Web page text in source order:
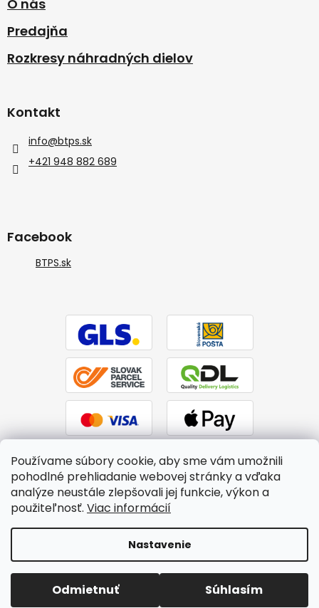
Používame súbory cookie, aby sme vám umožnili
pohodlné prehliadanie webovej stránky a vďaka
analýze neustále zlepšovali jej funkcie, výkon a
použiteľnosť. Viac informácií
Nastavenie
Odmietnuť Súhlasím
O nás
Predajňa
Rozkresy náhradných dielov
Kontakt
info@btps.sk
+421 948 882 689
Facebook
BTPS.sk
Copyright 2026BTPS.sk. Všetky práva vyhradené.Upraviť
nastavenie cookies